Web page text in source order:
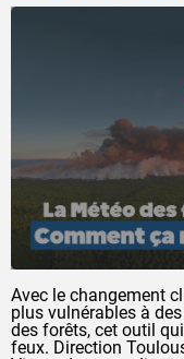
Avec le changement
plus vulnérables à
des forêts, cet outil
feux. Direction